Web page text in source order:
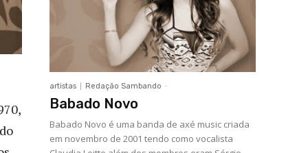
artistas Redação Sambando -
Babado Novo
Babado Novo é uma banda de axé music criada
em novembro de 2001 tendo como vocalista